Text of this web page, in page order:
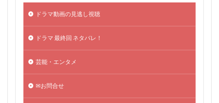
ドラマ動画の見逃し視聴
ドラマ 最終回 ネタバレ！
芸能・エンタメ
✉お問合せ